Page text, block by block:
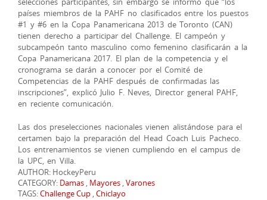
países miembros de la PAHF no clasificados entre los puestos
#1 y #6 en la Copa Panamericana 2013 de Toronto (CAN)
tienen derecho a participar del Challenge. El campeón y
subcampeón tanto masculino como femenino clasificarán a la
Copa Panamericana 2017. El plan de la competencia y el
cronograma se darán a conocer por el Comité de
Competencias de la PAHF después de confirmadas las
inscripciones”, explicó Julio F. Neves, Director general PAHF,
en reciente comunicación.
Las dos preselecciones nacionales vienen alistándose para el
certamen bajo la preparación del Head Coach Luis Pacheco.
Los entrenamientos se vienen cumpliendo en el campus de
la UPC, en Villa.
AUTHOR: HockeyPeru
CATEGORY: Damas , Mayores ,Varones
TAGS:Challenge Cup ,Chiclayo